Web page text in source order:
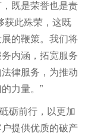
既是荣誉也是责
获此殊荣，这既
的鞭策。我们将
内涵，拓宽服务
律服务，为推动
力量。”
砺前行，以更加
提供优质的破产